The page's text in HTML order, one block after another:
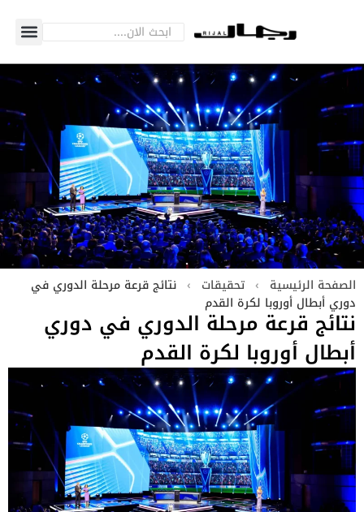
الصفحة الرئيسية › تحقيقات › نتائج قرعة مرحلة الدوري في
دوري أبطال أوروبا لكرة القدم
نتائج قرعة مرحلة الدوري في دوري
أبطال أوروبا لكرة القدم